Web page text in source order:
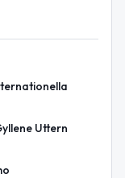
Uttern